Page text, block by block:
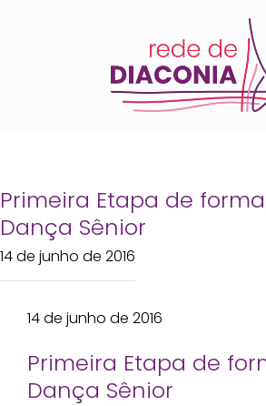
Primeira Etapa de
Dança Sênior
14 de junho de 2016
14 de junho de 2016
Primeira Etapa de
Dança Sênior